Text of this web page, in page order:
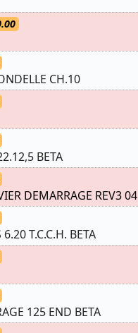
CH.10
BETA
DEMARRAGE REV3 04
T.C.C.H. BETA
125 END BETA